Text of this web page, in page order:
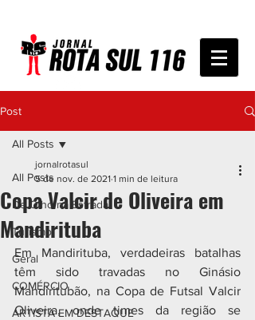
Post
All Posts
De Olho na Estrada
Turismo
Geral
COMÉRCIO
ARTISTA EM DESTAQUE
All Posts
Copa Valcir de Oliveira em
Mandirituba
jornalrotasul
5 de nov. de 2021 1 min de leitura
Em Mandirituba, verdadeiras batalhas
têm sido travadas no Ginásio
Mandiritubão, na Copa de Futsal Valcir
Oliveira, onde times da região se